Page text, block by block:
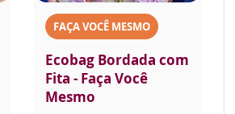
FAÇA VOCÊ MESMO
Ecobag Bordada com
Fita - Faça Você
Mesmo